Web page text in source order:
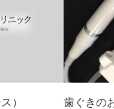
） 歯ぐきの